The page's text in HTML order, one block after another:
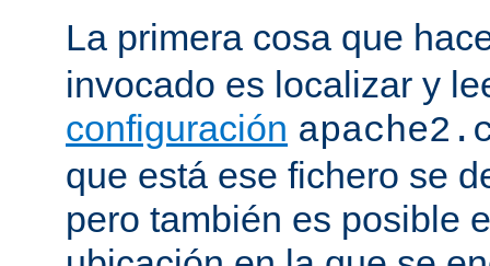
La primera cosa que
invocado es localizar y
configuración
que está ese fichero se
pero también es posible